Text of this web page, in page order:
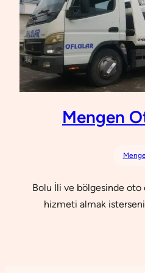
Mengen
Bolu İli ve bölgesinde
hizmeti almak